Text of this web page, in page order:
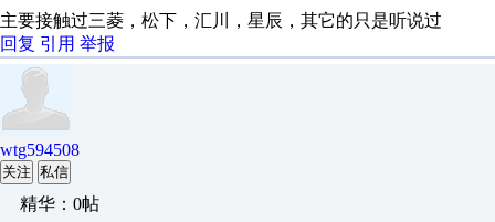
主要接触过三菱，松下，汇川，星辰，其它的只是听说过
回复 引用 举报
wtg594508
关注 私信
精华：0帖